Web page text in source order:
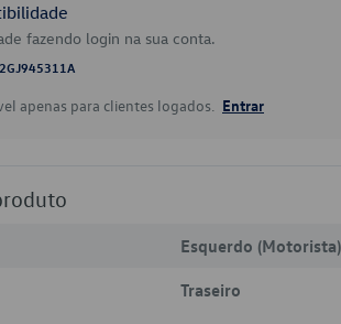
fazendo login na sua conta.
2GJ945311A
apenas para clientes logados. Entrar
Esquerdo (Motorista)
Traseiro